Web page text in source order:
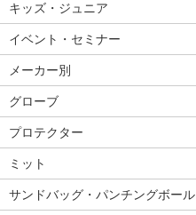
キッズ・ジュニア
イベント・セミナー
メーカー別
グローブ
プロテクター
ミット
サンドバッグ・パンチングボール